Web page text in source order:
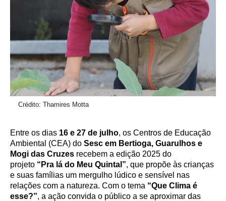
Crédito: Thamires Motta
Entre os dias 16 e 27 de julho, os Centros de Educação
Ambiental (CEA) do Sesc em Bertioga, Guarulhos e
Mogi das Cruzes recebem a edição 2025 do
projeto “Pra lá do Meu Quintal”, que propõe às crianças
e suas famílias um mergulho lúdico e sensível nas
relações com a natureza. Com o tema “Que Clima é
esse?”, a ação convida o público a se aproximar das